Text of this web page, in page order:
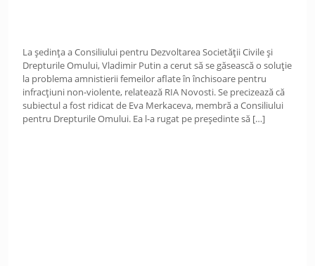
La ședința a Consiliului pentru Dezvoltarea Societății Civile și
Drepturile Omului, Vladimir Putin a cerut să se găsească o soluție
la problema amnistierii femeilor aflate în închisoare pentru
infracțiuni non-violente, relatează RIA Novosti. Se precizează că
subiectul a fost ridicat de Eva Merkaceva, membră a Consiliului
pentru Drepturile Omului. Ea l-a rugat pe președinte să […]